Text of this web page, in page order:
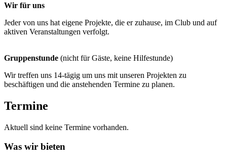
Wir für uns
Jeder von uns hat eigene Projekte, die er zuhause, im Club und auf
aktiven Veranstaltungen verfolgt.
Gruppenstunde (nicht für Gäste, keine Hilfestunde)
Wir treffen uns 14-tägig um uns mit unseren Projekten zu
beschäftigen und die anstehenden Termine zu planen.
Termine
Aktuell sind keine Termine vorhanden.
Was wir bieten